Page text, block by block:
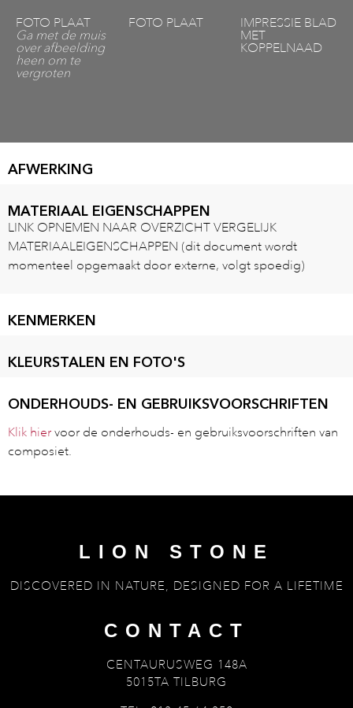
FOTO PLAAT
Ga met de muis
over afbeelding
heen om te
vergroten
FOTO PLAAT
IMPRESSIE BLAD
MET
KOPPELNAAD
AFWERKING
MATERIAAL EIGENSCHAPPEN
LINK OPNEMEN NAAR OVERZICHT VERGELIJK
MATERIAALEIGENSCHAPPEN (dit document wordt
momenteel opgemaakt door externe, volgt spoedig)
KENMERKEN
KLEURSTALEN EN FOTO'S
ONDERHOUDS- EN GEBRUIKSVOORSCHRIFTEN
Klik hiervoor de onderhouds- en gebruiksvoorschriften van
composiet.
LION STONE
DISCOVERED IN NATURE, DESIGNED FOR A LIFETIME
CONTACT
CENTAURUSWEG 148A
5015TA TILBURG